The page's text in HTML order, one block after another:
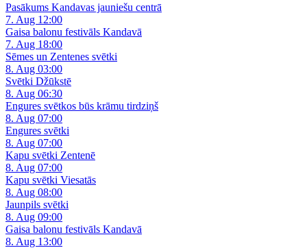
Pasākums Kandavas jauniešu centrā
7. Aug 12:00
Gaisa balonu festivāls Kandavā
7. Aug 18:00
Sēmes un Zentenes svētki
8. Aug 03:00
Svētki Džūkstē
8. Aug 06:30
Engures svētkos būs krāmu tirdziņš
8. Aug 07:00
Engures svētki
8. Aug 07:00
Kapu svētki Zentenē
8. Aug 07:00
Kapu svētki Viesatās
8. Aug 08:00
Jaunpils svētki
8. Aug 09:00
Gaisa balonu festivāls Kandavā
8. Aug 13:00